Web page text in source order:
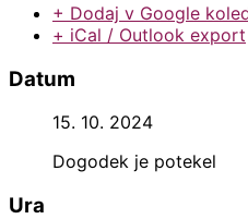
+ Dodaj v Google
+ iCal / Outlook export
Datum
15. 10. 2024
Dogodek je potekel
Ura